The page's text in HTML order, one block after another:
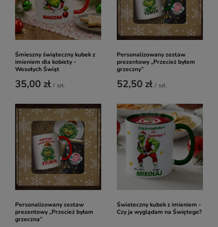
Śmieszny świąteczny kubek z
imieniem dla kobiety -
Wesołych Świąt
35,00 zł / szt.
Personalizowany zestaw
prezentowy „Przecież byłem
grzeczny”
52,50 zł / szt.
Personalizowany zestaw
prezentowy „Przecież byłam
grzeczna”
Świateczny kubek z imieniem -
Czy ja wyglądam na Świętego?